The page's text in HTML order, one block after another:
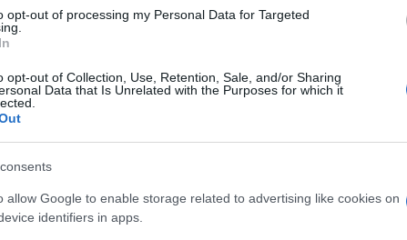
opt-out of processing my Personal Data for Targeted
opt-out of Collection, Use, Retention, Sale, and/or Sharing
Data that Is Unrelated with the Purposes for which it
allow Google to enable storage related to advertising like cookies on
identifiers in apps.